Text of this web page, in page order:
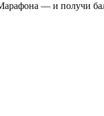
— и получи